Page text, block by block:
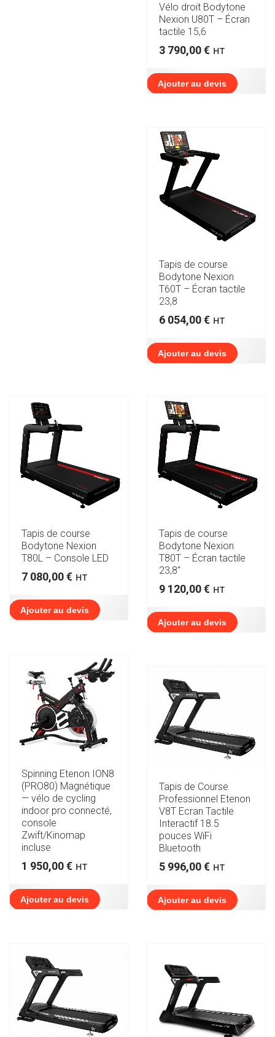
Vélo droit Bodytone
Nexion U80T – Écran
tactile 15,6
3 790,00€ HT
Ajouter au devis
Tapis de course
Bodytone Nexion
T60T – Écran tactile
23,8
6 054,00€ HT
Ajouter au devis
Tapis de course
Bodytone Nexion
T80L – Console LED
7 080,00€ HT
Ajouter au devis
Tapis de course
Bodytone Nexion
T80T – Écran tactile
23,8″
9 120,00€ HT
Ajouter au devis
Spinning Etenon ION8
(PRO80) Magnétique
— vélo de cycling
indoor pro connecté,
console
Zwift/Kinomap
incluse
1 950,00€ HT
Ajouter au devis
Tapis de Course
Professionnel Etenon
V8T Ecran Tactile
Interactif 18.5
pouces WiFi
Bluetooth
5 996,00€ HT
Ajouter au devis